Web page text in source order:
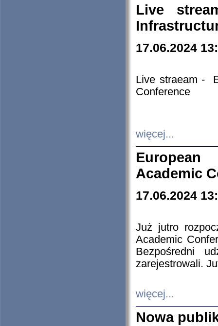
Live
17.06.2024
Live straeam -
Conference
więcej...
European
Academic
17.06.2024
Już jutro
Academic
Bezpośredni
zarejestrowali.
więcej...
Nowa